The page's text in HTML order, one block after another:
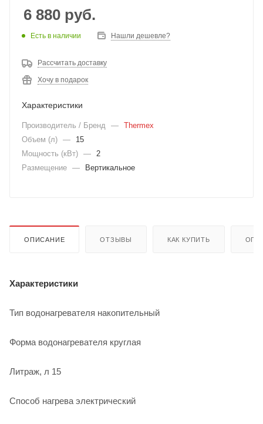
6 880 руб.
Есть в наличии Нашли дешевле?
Рассчитать доставку
Хочу в подарок
Характеристики
Производитель / Бренд — Thermex
Объем (л) —
15
Мощность (кВт) — 2
Размещение — Вертикальное
ОПИСАНИЕ ОТЗЫВЫ КАК КУПИТЬ
Характеристики
Тип водонагревателя накопительный
Форма водонагревателя круглая
Литраж, л 15
Способ нагрева электрический